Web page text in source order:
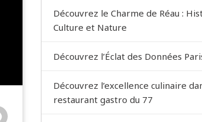
Découvrez le Charme de Réau :
Culture et Nature
Découvrez l’Éclat des Données
Découvrez l’excellence culinaire
restaurant gastro du 77